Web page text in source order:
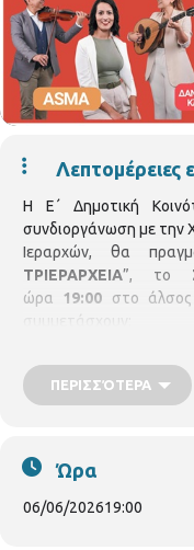
Λεπτομέρειες
Η Ε΄ Δημοτική
συνδιοργάνωση με την
Ιεραρχών, θα
ΤΡΙΕΡΑΡΧΕΙΑ”, το
ώρα 19:00 στο
συμμετάσχουν:
Παλλεσβιακή Ένωση
Θεσσαλονίκης
ΠΕΡΙΣΣΌΤΕΡΑ
Ώρα
06/06/202619:00